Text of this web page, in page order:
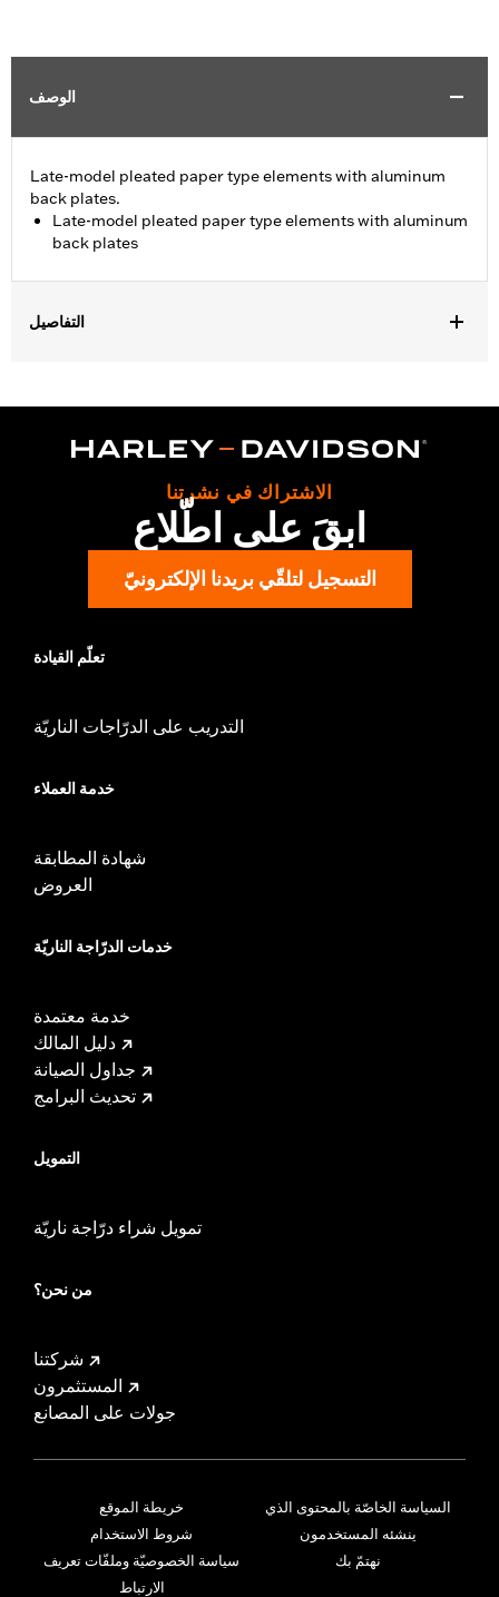
الوصف
Late-model pleated paper type elements with aluminum
back plates.
Late-model pleated paper type elements with aluminum
back plates
التفاصيل
WARRANTY:1 year limited warranty – Go towww.h-
for full details
الاشتراك في نشرتنا
ابقَ على اطّلاع
التسجيل لتلقّي بريدنا الإلكترونيّ
تعلّم القيادة
التدريب على الدرّاجات الناريّة
خدمة العملاء
شهادة المطابقة
العروض
خدمات الدرّاجة الناريّة
خدمة معتمدة
دليل المالك
جداول الصيانة
تحديث البرامج
التمويل
تمويل شراء درّاجة ناريّة
من نحن؟
شركتنا
المستثمرون
جولات على المصانع
خريطة الموقع
شروط الاستخدام
سياسة الخصوصيّة وملفّات تعريف
الارتباط
السياسة الخاصّة بالمحتوى الذي
ينشئه المستخدمون
نهتمّ بك